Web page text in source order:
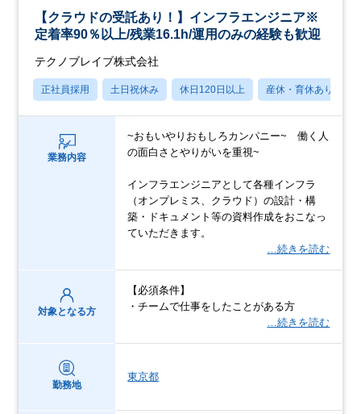
【クラウドの受託あり！】インフラエンジニア※
定着率90％以上/残業16.1h/運用のみの経験も歓迎
テクノブレイブ株式会社
正社員採用 土日祝休み 休日120日以上 産休・育休あり
業務内容
~おもいやりおもしろカンパニー~ 働く人
の面白さとやりがいを重視~
インフラエンジニアとして各種インフラ
（オンプレミス、クラウド）の設計・構
築・ドキュメント等の資料作成をおこなっ
ていただきます。
…続きを読む
対象となる方
【必須条件】
・チームで仕事をしたことがある方
…続きを読む
勤務地
東京都